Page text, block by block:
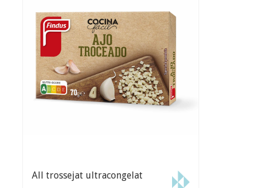
All trossejat ultracongelat